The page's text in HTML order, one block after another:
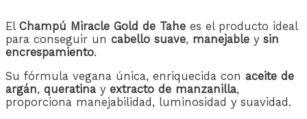
El Champú Miracle Gold de Tahe es el producto ideal
para conseguir un cabello suave, manejable y sin
encrespamiento.
Su fórmula vegana única, enriquecida con aceite de
argán, queratina y extracto de manzanilla,
proporciona manejabilidad, luminosidad y suavidad.